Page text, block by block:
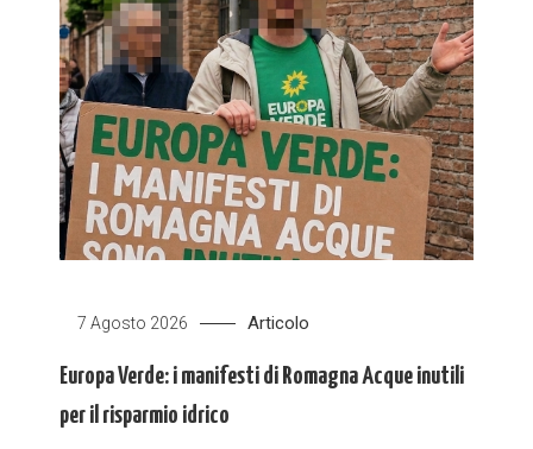
7 Agosto 2026 Articolo
Europa Verde: i manifesti di Romagna Acque inutili
per il risparmio idrico